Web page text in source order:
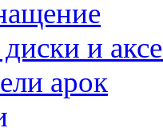
и
арок